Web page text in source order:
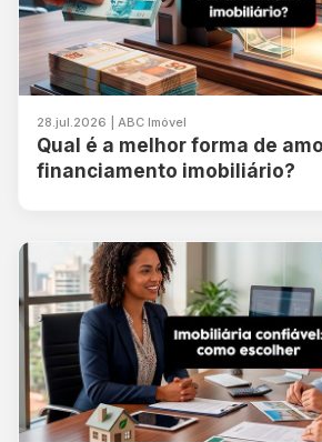
28.jul.2026 | ABC Imóvel
Qual é a melhor forma de
financiamento imobiliário?